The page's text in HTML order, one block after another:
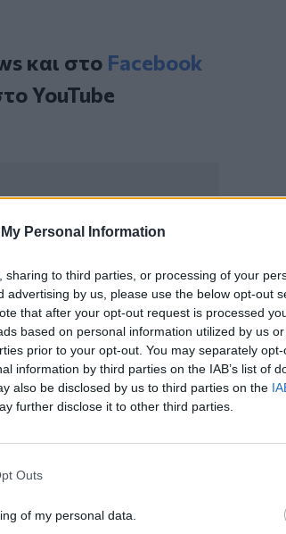
Personal Information
sharing to third parties, or processing of your
advertising by us, please use the below opt-out
that after your opt-out request is processed
based on personal information utilized by us
prior to your opt-out. You may separately
information by third parties on the IAB’s list of
also be disclosed by us to third parties on the
further disclose it to other third parties.
Outs
of my personal data.
και στο Facebook
YouTube